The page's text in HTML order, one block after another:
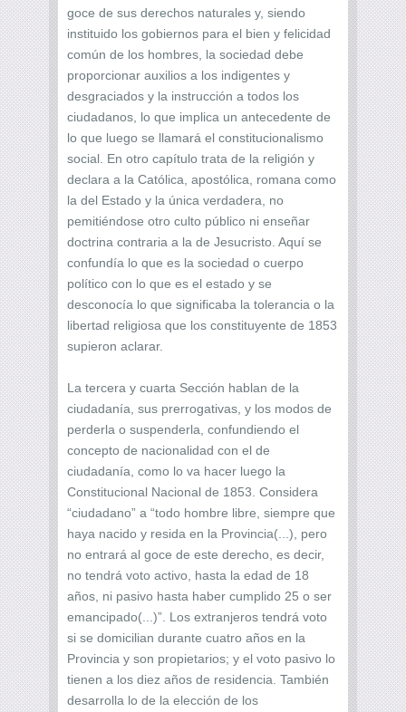
goce de sus derechos naturales y, siendo
instituido los gobiernos para el bien y felicidad
común de los hombres, la sociedad debe
proporcionar auxilios a los indigentes y
desgraciados y la instrucción a todos los
ciudadanos, lo que implica un antecedente de
lo que luego se llamará el constitucionalismo
social. En otro capítulo trata de la religión y
declara a la Católica, apostólica, romana como
la del Estado y la única verdadera, no
pemitiéndose otro culto público ni enseñar
doctrina contraria a la de Jesucristo. Aquí se
confundía lo que es la sociedad o cuerpo
político con lo que es el estado y se
desconocía lo que significaba la tolerancia o la
libertad religiosa que los constituyente de 1853
supieron aclarar.
La tercera y cuarta Sección hablan de la
ciudadanía, sus prerrogativas, y los modos de
perderla o suspenderla, confundiendo el
concepto de nacionalidad con el de
ciudadanía, como lo va hacer luego la
Constitucional Nacional de 1853. Considera
“ciudadano” a “todo hombre libre, siempre que
haya nacido y resida en la Provincia(...), pero
no entrará al goce de este derecho, es decir,
no tendrá voto activo, hasta la edad de 18
años, ni pasivo hasta haber cumplido 25 o ser
emancipado(...)”. Los extranjeros tendrá voto
si se domicilian durante cuatro años en la
Provincia y son propietarios; y el voto pasivo lo
tienen a los diez años de residencia. También
desarrolla lo de la elección de los